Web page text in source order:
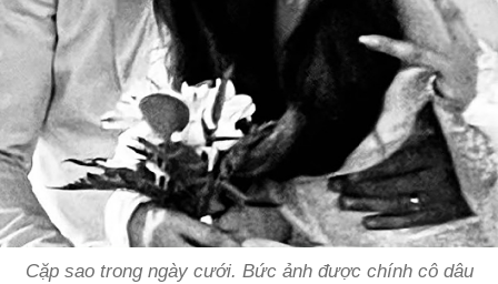
Cặp sao trong ngày cưới. Bức ảnh được chính cô dâu